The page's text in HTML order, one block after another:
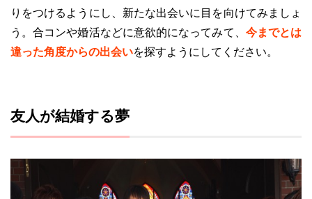
りをつけるようにし、新たな出会いに目を向けてみましょ
う。合コンや婚活などに意欲的になってみて、 今までとは
違った角度からの出会いを探すようにしてください。
友人が結婚する夢